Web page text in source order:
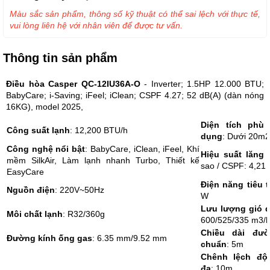
Thông tin sản phẩm
Điều hòa Casper QC-12IU36A-O- Inverter; 1.5HP 12.000 BTU;
BabyCare; i-Saving; iFeel; iClean; CSPF 4.27; 52 dB(A) (dàn nóng
16KG), model 2025,
Công suất lạnh: 12,200 BTU/h
Diện tích phù
dụng: Dưới 20m2
Công nghệ nổi bật: BabyCare, iClean, iFeel, Khí
mềm SilkAir, Làm lạnh nhanh Turbo, Thiết kế
EasyCare
Hiệu suất lăng
sao / CSPF: 4,21
Nguồn điện: 220V~50Hz
Điện năng tiêu
W
Môi chất lạnh: R32/360g
Lưu lượng gió
600/525/335 m3/h
Đường kính ống gas: 6.35 mm/9.52 mm
Chiều dài
chuẩn: 5m
Chênh lệch
Màu sắc sản phẩm, thông số kỹ thuật có thể sai lệch với thực tế,
vui lòng liên hệ với nhân viên để được tư vấn.